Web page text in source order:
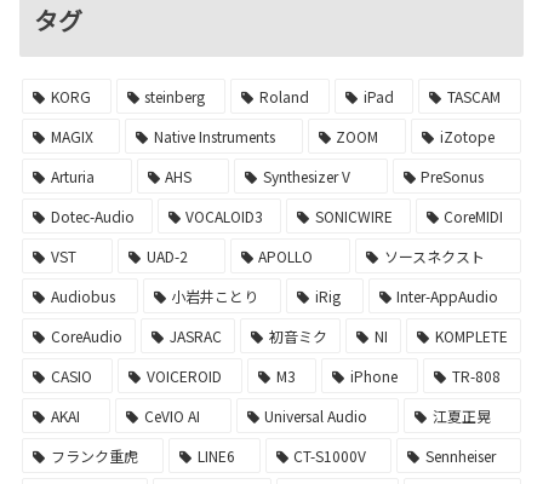
タグ
KORG steinberg Roland iPad
TASCAM
MAGIX
Native Instruments ZOOM
iZotope
Arturia
AHS Synthesizer V
PreSonus
Dotec-Audio
VOCALOID3 SONICWIRE
CoreMIDI
VST
UAD-2 APOLLO
ソースネクスト
Audiobus
小岩井ことり iRig
Inter-AppAudio
CoreAudio
JASRAC 初音ミク NI
KOMPLETE
CASIO
VOICEROID M3 iPhone
TR-808
AKAI
CeVIO AI Universal Audio
江夏正晃
フランク重虎
LINE6 CT-S1000V
Sennheiser